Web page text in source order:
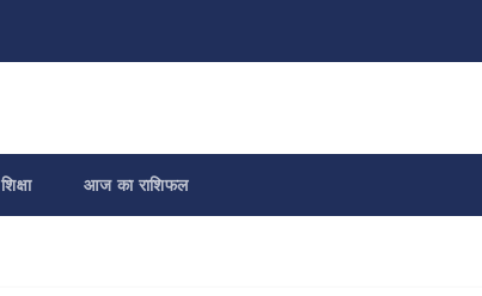
शिक्षा आज का राशिफल